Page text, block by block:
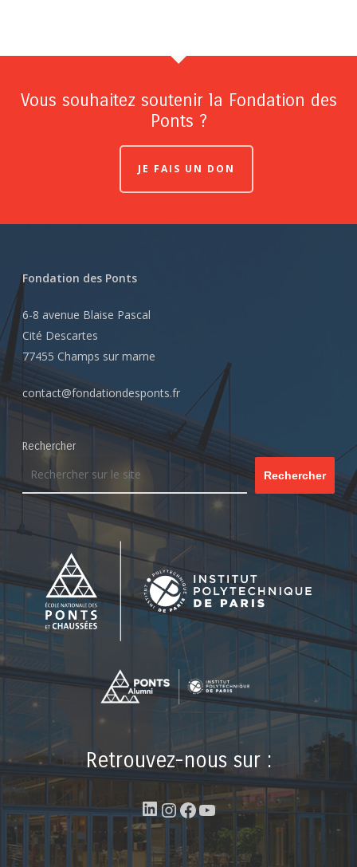
Vous souhaitez soutenir la Fondation des
Ponts ?
JE FAIS UN DON
Fondation des Ponts
6-8 avenue Blaise Pascal
Cité Descartes
77455 Champs sur marne
contact@fondationdesponts.fr
Rechercher
Rechercher
Retrouvez-nous sur :
LinkedIn
Instagram
Facebook
YouTube